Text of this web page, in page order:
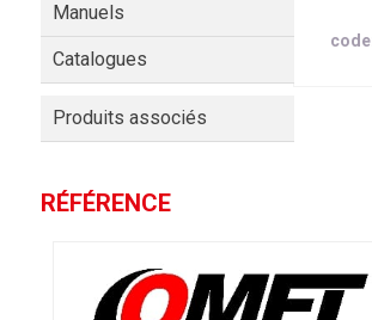
Manuels
Catalogues
Produits associés
code
RÉFÉRENCE